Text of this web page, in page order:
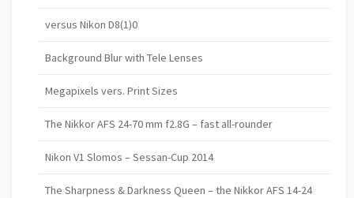
versus Nikon D8(1)0
Background Blur with Tele Lenses
Megapixels vers. Print Sizes
The Nikkor AFS 24-70 mm f2.8G – fast all-rounder
Nikon V1 Slomos – Sessan-Cup 2014
The Sharpness & Darkness Queen – the Nikkor AFS 14-24